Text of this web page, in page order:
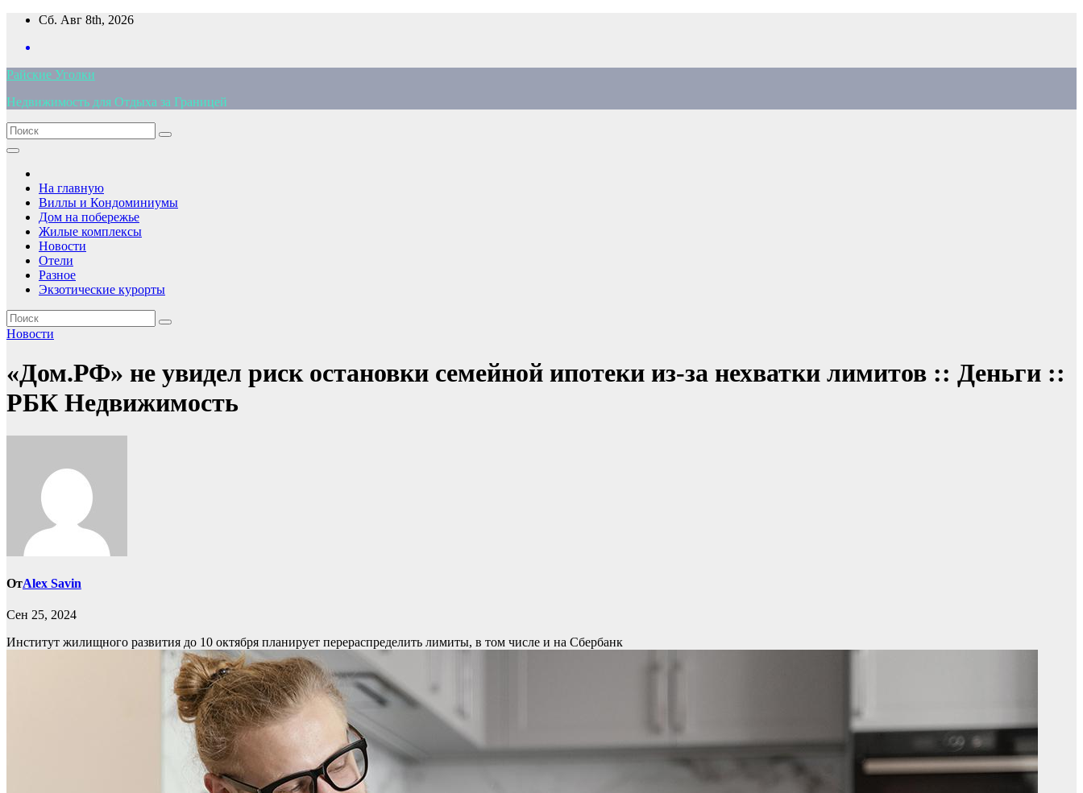
Перейти
содержимому
Сб. Авг 8th, 2026
Райские Уголки
Недвижимость для Отдыха за Границей
На главную
Виллы и Кондоминиумы
Дом на побережье
Жилые комплексы
Новости
Отели
Разное
Экзотические курорты
Новости
«Дом.РФ» не увидел риск остановки семейной ипотеки из-за нехватки лимитов :: Деньги ::
РБК Недвижимость
ОтAlex Savin
Сен 25, 2024
Институт жилищного развития до 10 октября планирует перераспределить лимиты, в том числе и на Сбербанк